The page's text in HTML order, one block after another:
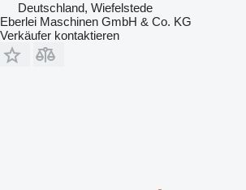
Deutschland, Wiefelstede
Eberlei Maschinen GmbH & Co. KG
Verkäufer kontaktieren